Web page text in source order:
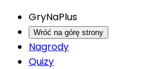
GryNaPlus
Wróć na górę strony
Nagrody
Quizy